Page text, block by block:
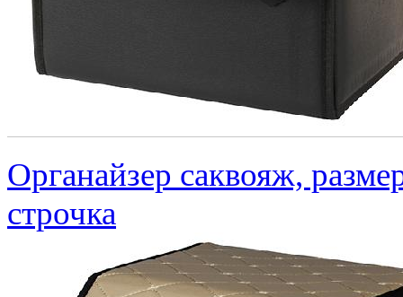
Органайзер саквояж,
строчка